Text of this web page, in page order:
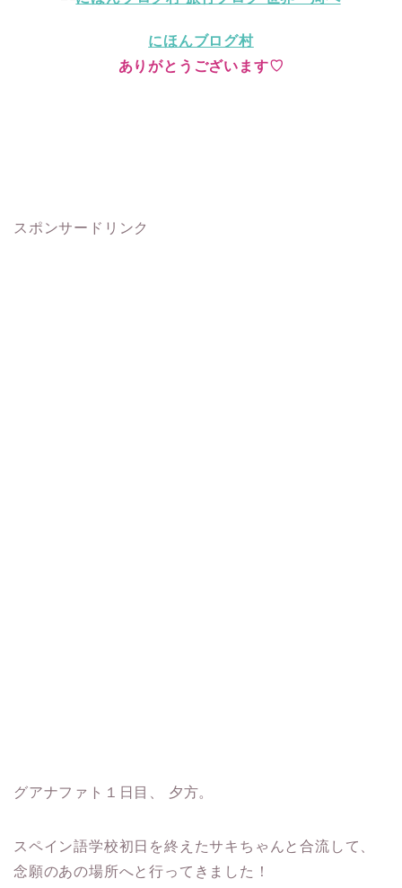
にほんブログ村
ありがとうございます♡
スポンサードリンク
グアナファト１日目、 夕方。
スペイン語学校初日を終えたサキちゃんと合流して、
念願のあの場所へと行ってきました！